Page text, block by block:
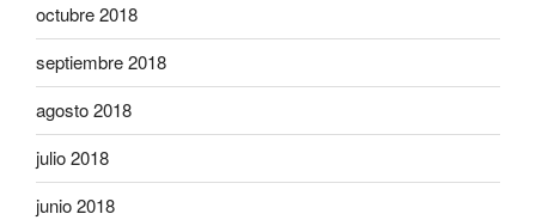
octubre 2018
septiembre 2018
agosto 2018
julio 2018
junio 2018